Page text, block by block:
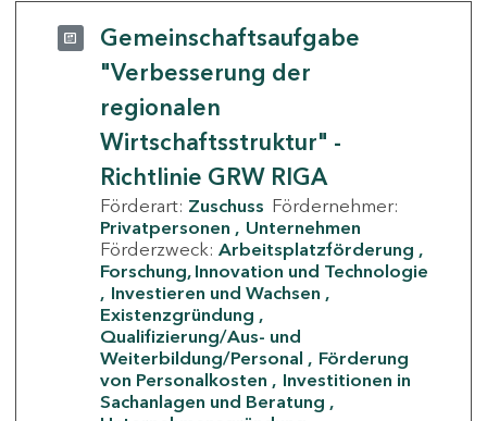
Gemeinschaftsaufgabe
"Verbesserung der
regionalen
Wirtschaftsstruktur" -
Richtlinie GRW RIGA
Förderart: Zuschuss Fördernehmer:
Privatpersonen
Unternehmen
Förderzweck: Arbeitsplatzförderung
Forschung, Innovation und Technologie
Investieren und Wachsen
Existenzgründung
Qualifizierung/Aus- und
Weiterbildung/Personal
Förderung
von Personalkosten
Investitionen in
Sachanlagen und Beratung